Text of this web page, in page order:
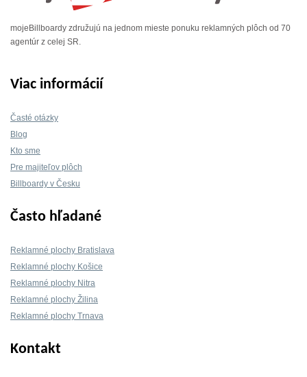
mojeBillboardy združujú na jednom mieste ponuku reklamných plôch od 70
agentúr z celej SR.
Viac informácií
Časté otázky
Blog
Kto sme
Pre majiteľov plôch
Billboardy v Česku
Často hľadané
Reklamné plochy Bratislava
Reklamné plochy Košice
Reklamné plochy Nitra
Reklamné plochy Žilina
Reklamné plochy Trnava
Kontakt